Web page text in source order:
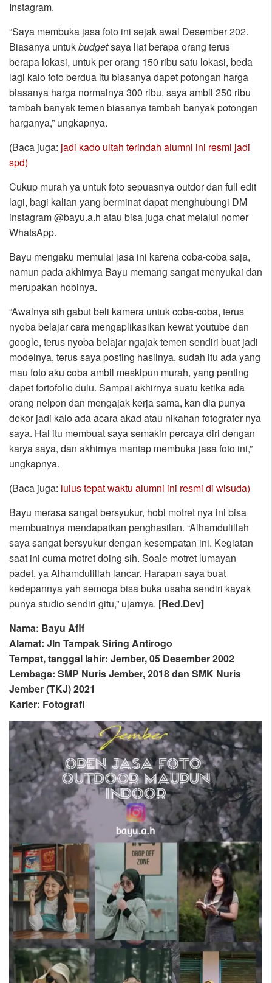
Instagram.
“Saya membuka jasa foto ini sejak awal Desember 202.
Biasanya untukbudgetsaya liat berapa orang terus
berapa lokasi, untuk per orang 150 ribu satu lokasi, beda
lagi kalo foto berdua itu biasanya dapet potongan harga
biasanya harga normalnya 300 ribu, saya ambil 250 ribu
tambah banyak temen biasanya tambah banyak potongan
harganya,” ungkapnya.
(Baca juga: jadi kado ultah terindah alumni ini resmi jadi
spd)
Cukup murah ya untuk foto sepuasnya outdor dan full edit
lagi, bagi kalian yang berminat dapat menghubungi DM
instagram @bayu.a.h atau bisa juga chat melalui nomer
WhatsApp.
Bayu mengaku memulai jasa ini karena coba-coba saja,
namun pada akhirnya Bayu memang sangat menyukai dan
merupakan hobinya.
“Awalnya sih gabut beli kamera untuk coba-coba, terus
nyoba belajar cara mengaplikasikan kewat youtube dan
google, terus nyoba belajar ngajak temen sendiri buat jadi
modelnya, terus saya posting hasilnya, sudah itu ada yang
mau foto aku coba ambil meskipun murah, yang penting
dapet fortofolio dulu. Sampai akhirnya suatu ketika ada
orang nelpon dan mengajak kerja sama, kan dia punya
dekor jadi kalo ada acara akad atau nikahan fotografer nya
saya. Hal itu membuat saya semakin percaya diri dengan
karya saya, dan akhirnya mantap membuka jasa foto ini,”
ungkapnya.
(Baca juga: lulus tepat waktu alumni ini resmi di wisuda)
Bayu merasa sangat bersyukur, hobi motret nya ini bisa
membuatnya mendapatkan penghasilan. “Alhamdulillah
saya sangat bersyukur dengan kesempatan ini. Kegiatan
saat ini cuma motret doing sih. Soale motret lumayan
padet, ya Alhamdulillah lancar. Harapan saya buat
kedepannya yah semoga bisa buka usaha sendiri kayak
punya studio sendiri gitu,” ujarnya. [Red.Dev]
Nama: Bayu Afif
Alamat: Jln Tampak Siring Antirogo
Tempat, tanggal lahir: Jember, 05 Desember 2002
Lembaga: SMP Nuris Jember, 2018 dan SMK Nuris
Jember (TKJ) 2021
Karier: Fotografi